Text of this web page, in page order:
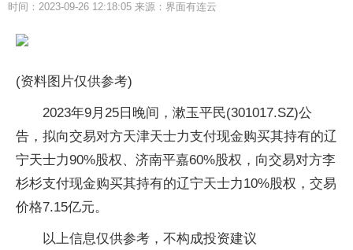
时间：2023-09-26 12:18:05 来源：界面有连云
(资料图片仅供参考)
2023年9月25日晚间，漱玉平民(301017.SZ)公
告，拟向交易对方天津天士力支付现金购买其持有的辽
宁天士力90%股权、济南平嘉60%股权，向交易对方李
杉杉支付现金购买其持有的辽宁天士力10%股权，交易
价格7.15亿元。
以上信息仅供参考，不构成投资建议